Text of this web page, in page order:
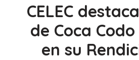
CELEC
de Coca
en su